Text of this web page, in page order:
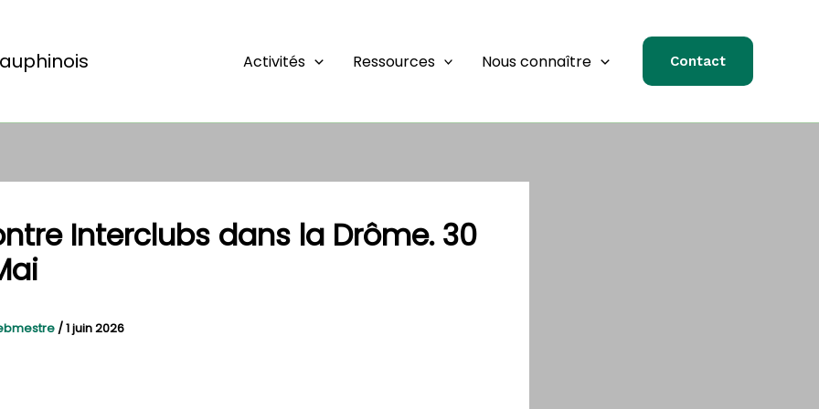
Activités Ressources Nous connaître Contact
Interclubs dans la Drôme. 30
/1 juin 2026